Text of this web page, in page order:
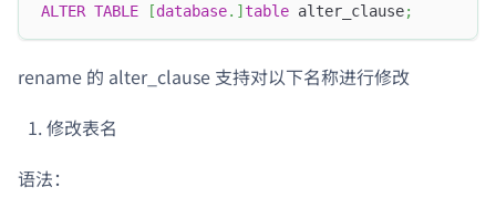
ALTER TABLE [database. ] table alter_clause;
rename 的 alter_clause 支持对以下名称进行修改
修改表名
语法：